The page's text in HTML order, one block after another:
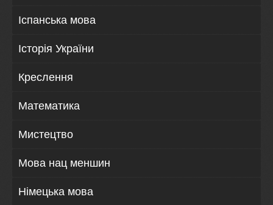
Іспанська мова
Історія України
Креслення
Математика
Мистецтво
Мова нац меншин
Німецька мова